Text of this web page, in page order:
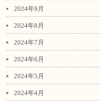
2024年9月
2024年8月
2024年7月
2024年6月
2024年5月
2024年4月